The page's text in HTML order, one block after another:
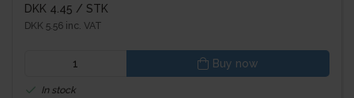
DKK 4.45 / STK
DKK 5.56 inc. VAT
Buy now
In stock